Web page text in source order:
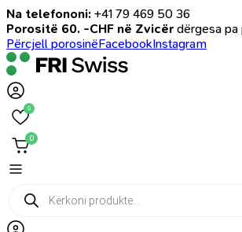
Na telefononi: +41 79 469 50 36
Porositë 60. -CHF në Zvicër dërgesa pa
Përcjell porosinëFacebookInstagram
0
0
Products
search